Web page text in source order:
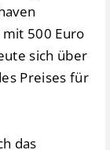
500 Euro
sich über
Preises für
das